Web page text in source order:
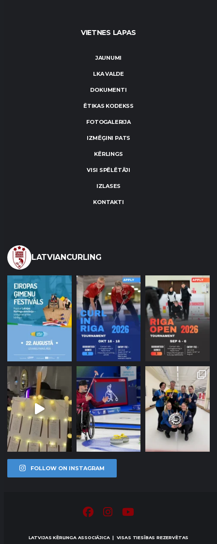
VIETNES LAPAS
JAUNUMI
LKA VALDE
DOKUMENTI
ĒTIKAS KODEKSS
FOTOGALERIJA
IZMĒĢINI PATS
KĒRLINGS
VISI SPĒLĒTĀJI
IZLASES
KONTAKTI
LATVIANCURLING
FOLLOW ON INSTAGRAM
LATVIJAS KĒRLINGA ASSOCIĀJICA | VISAS TIESĪBAS REZERVĒTAS